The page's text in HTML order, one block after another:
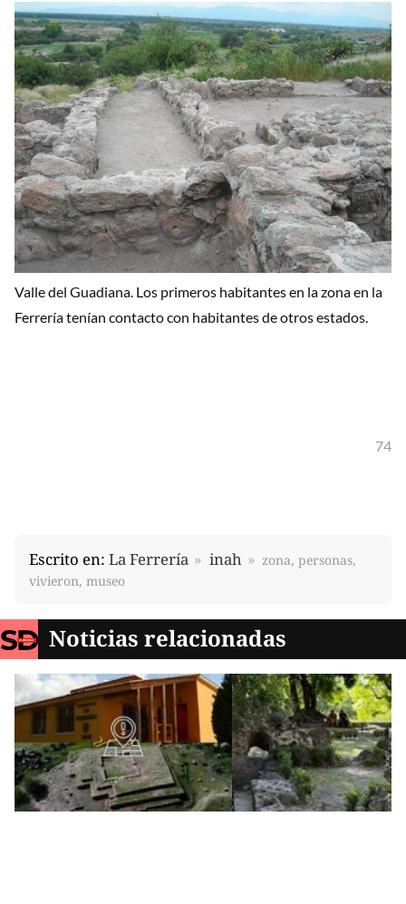
Valle del Guadiana. Los primeros habitantes en la zona en la
Ferrería tenían contacto con habitantes de otros estados.
74
Escrito en: La Ferrería inah
zona, personas,
vivieron, museo
Noticias relacionadas